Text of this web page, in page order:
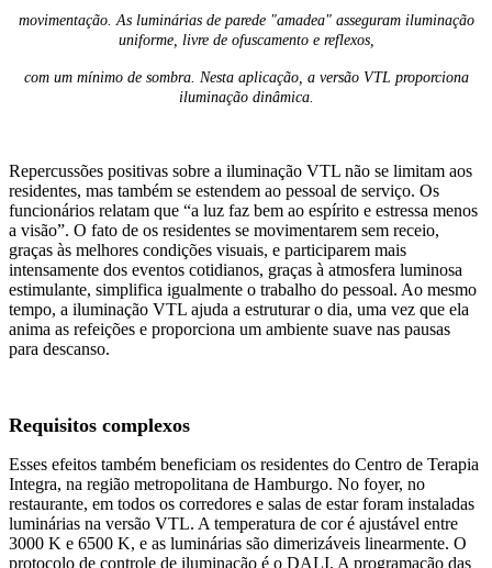
movimentação. As luminárias de parede "amadea" asseguram iluminação
uniforme, livre de ofuscamento e reflexos,
com um mínimo de sombra. Nesta aplicação, a versão VTL proporciona
iluminação dinâmica.
Repercussões positivas sobre a iluminação VTL não se limitam aos
residentes, mas também se estendem ao pessoal de serviço. Os
funcionários relatam que “a luz faz bem ao espírito e estressa menos
a visão”. O fato de os residentes se movimentarem sem receio,
graças às melhores condições visuais, e participarem mais
intensamente dos eventos cotidianos, graças à atmosfera luminosa
estimulante, simplifica igualmente o trabalho do pessoal. Ao mesmo
tempo, a iluminação VTL ajuda a estruturar o dia, uma vez que ela
anima as refeições e proporciona um ambiente suave nas pausas
para descanso.
Requisitos complexos
Esses efeitos também beneficiam os residentes do Centro de Terapia
Integra, na região metropolitana de Hamburgo. No foyer, no
restaurante, em todos os corredores e salas de estar foram instaladas
luminárias na versão VTL. A temperatura de cor é ajustável entre
3000 K e 6500 K, e as luminárias são dimerizáveis linearmente. O
protocolo de controle de iluminação é o DALI. A programação das